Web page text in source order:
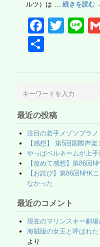
ルツ）は …続きを読む
F
e
b
o
k
T
er
Li
最近の投稿
注目の若手メゾソプラ
【感想】 第5回国際声
やっぱベルネームが上手
【改めて感想】第86回
【お詫び】第86回NHK
なかった
最近のコメント
現在のマリンスキー劇場
海賊版の女王と呼ばれ
より